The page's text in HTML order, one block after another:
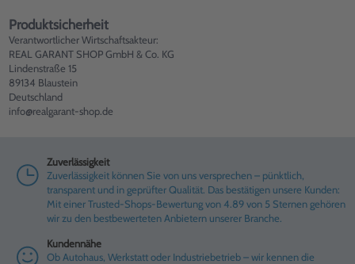
Produktsicherheit
Verantwortlicher Wirtschaftsakteur:
REAL GARANT SHOP GmbH & Co. KG
Lindenstraße 15
89134 Blaustein
Deutschland
info@realgarant-shop.de
Zuverlässigkeit
Zuverlässigkeit können Sie von uns versprechen – pünktlich,
transparent und in geprüfter Qualität. Das bestätigen unsere Kunden:
Mit einer Trusted-Shops-Bewertung von 4.89 von 5 Sternen gehören
wir zu den bestbewerteten Anbietern unserer Branche.
Kundennähe
Ob Autohaus, Werkstatt oder Industriebetrieb – wir kennen die